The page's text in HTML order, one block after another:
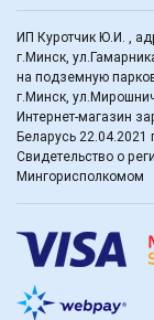
ИП Куротчик Ю.И. ,
г.Минск,
на подземную
г.Минск,
Интернет-магазин
Беларусь
Свидетельство о
Мингорисполкомом